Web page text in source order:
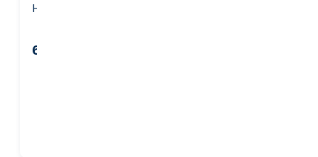
Heraeus
641,93 €